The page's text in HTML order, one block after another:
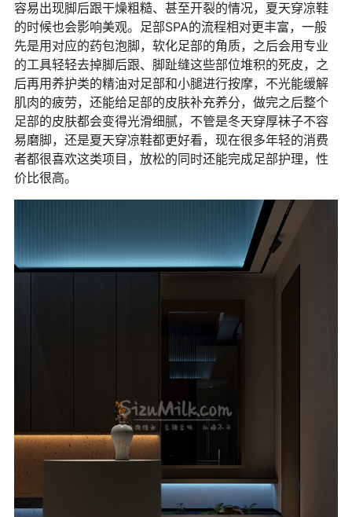
容易出现脚后跟干燥粗糙、甚至开裂的情况，夏天穿凉鞋
的时候也会影响美观。足部SPA的流程相对更丰富，一般
先是用对应的药包泡脚，软化足部的角质，之后会用专业
的工具轻轻去掉脚后跟、脚趾缝这些部位堆积的死皮，之
后再用养护类的精油对足部和小腿进行按摩，不光能缓解
肌肉的疲劳，还能给足部的皮肤补充养分，做完之后整个
足部的皮肤都会变得光滑细腻，不管是冬天穿厚袜子不容
易磨脚，还是夏天穿凉鞋都更好看，现在很多年轻的消费
者都很喜欢这类项目，放松的同时还能完成足部护理，性
价比很高。